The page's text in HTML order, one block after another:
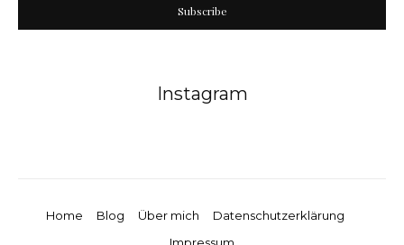
Subscribe
Instagram
Home Blog Über mich
Datenschutzerklärung